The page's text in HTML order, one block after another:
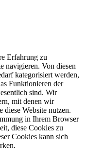
Erfahrung zu
navigieren. Von diesen
kategorisiert werden,
Funktionieren der
sind. Wir
mit denen wir
diese Website nutzen.
in Ihrem Browser
diese Cookies zu
Cookies kann sich